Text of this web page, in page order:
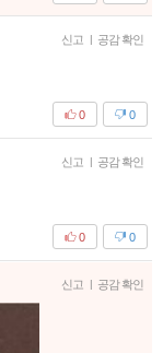
신고 | 공감 확인
0
0
신고 | 공감 확인
0
0
신고 | 공감 확인